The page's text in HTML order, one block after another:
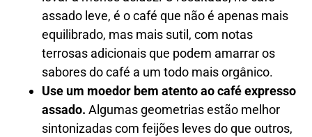
assado leve, é o café que não é apenas mais
equilibrado, mas mais sutil, com notas
terrosas adicionais que podem amarrar os
sabores do café a um todo mais orgânico.
Use um moedor bem atento ao café expresso
assado. Algumas geometrias estão melhor
sintonizadas com feijões leves do que outros,